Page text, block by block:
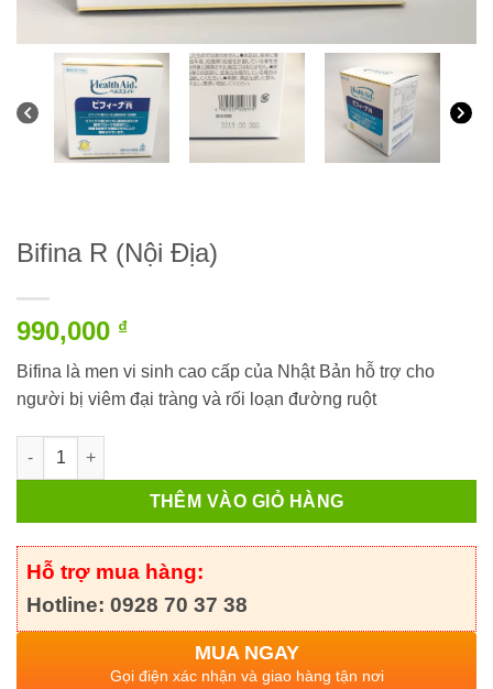
Bifina R (Nội Địa)
990,000 ₫
Bifina là men vi sinh cao cấp của Nhật Bản hỗ trợ cho
người bị viêm đại tràng và rối loạn đường ruột
Bifina R (Nội Địa) số lượng
THÊM VÀO GIỎ HÀNG
Hỗ trợ mua hàng:
Hotline: 0928 70 37 38
MUA NGAY
Gọi điện xác nhận và giao hàng tận nơi